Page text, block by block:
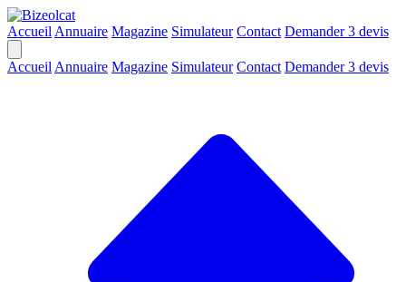
Accueil Annuaire Magazine Simulateur Contact Demander 3 devis
Accueil Annuaire Magazine Simulateur Contact Demander 3 devis